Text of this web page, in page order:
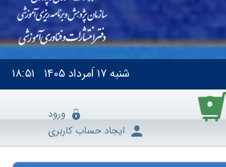
شنبه۱۷ اَمرداد ۱۴۰۵ ۱۸:۵۱
۰
ورود
ایجاد حساب کاربری